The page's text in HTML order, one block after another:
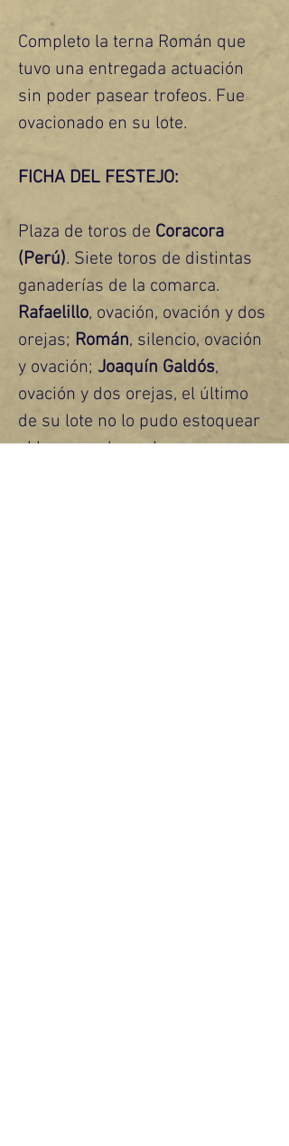
Completo la terna Román que
tuvo una entregada actuación
sin poder pasear trofeos. Fue
ovacionado en su lote.
FICHA DEL FESTEJO:
Plaza de toros de Coracora
(Perú). Siete toros de distintas
ganaderías de la comarca.
Rafaelillo, ovación, ovación y dos
orejas; Román, silencio, ovación
y ovación; Joaquín Galdós,
ovación y dos orejas, el último
de su lote no lo pudo estoquear
al hacerse de noche.